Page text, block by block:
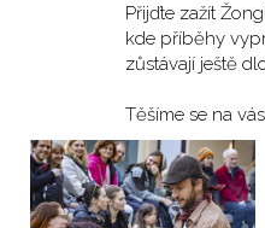
Přijďte zažít
kde příběhy
zůstávají ještě
Těšíme se na